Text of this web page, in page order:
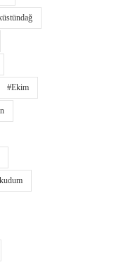
#ekim